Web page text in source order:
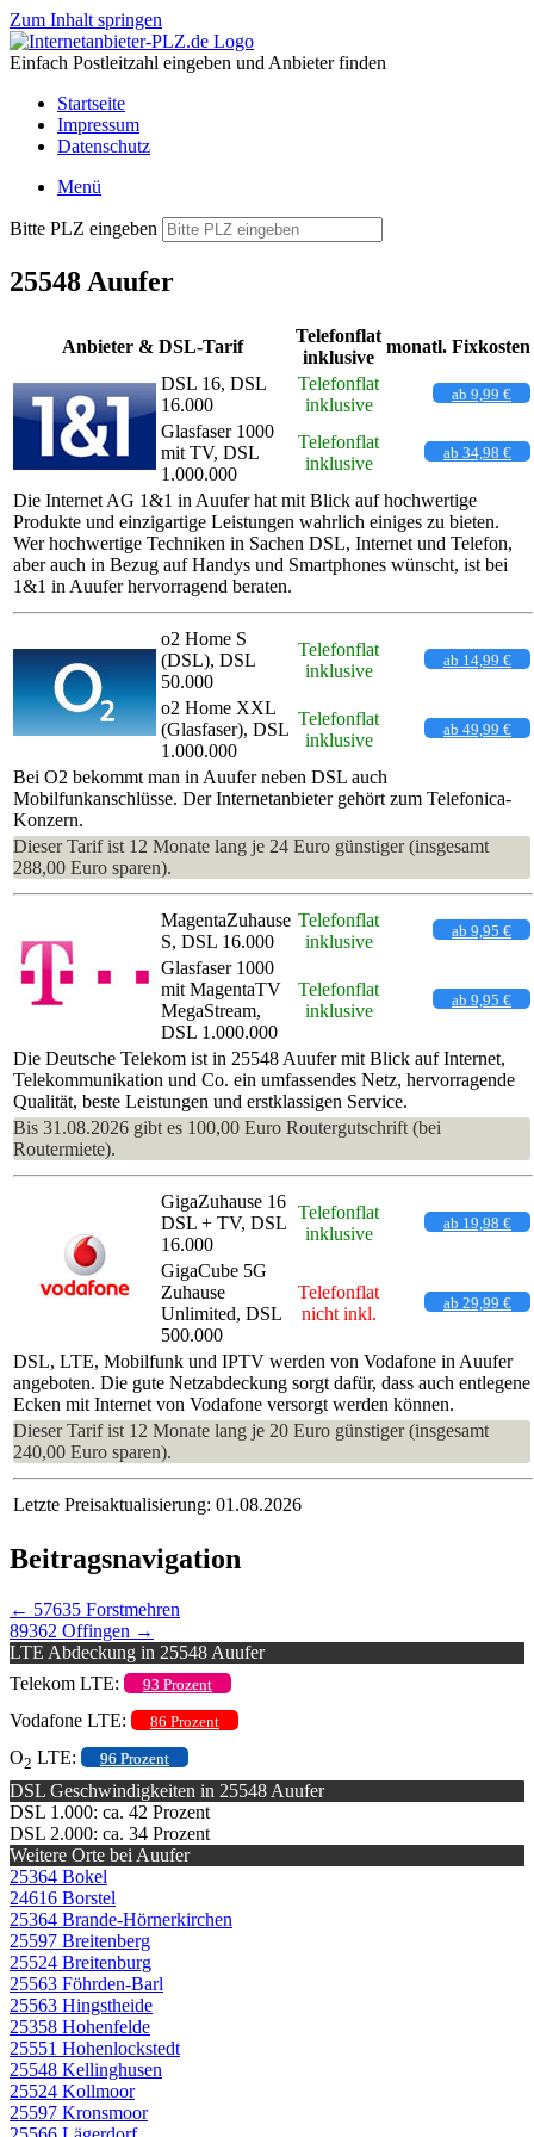
Zum Inhalt springen
Einfach Postleitzahl eingeben und Anbieter finden
Startseite
Impressum
Datenschutz
Menü
Bitte PLZ eingeben
25548 Auufer
Anbieter & DSL-Tarif
Telefonflat
inklusive
monatl. Fixkosten
DSL 16, DSL
16.000
Telefonflat
inklusive
ab 9,99 €
Glasfaser 1000
mit TV, DSL
1.000.000
Telefonflat
inklusive
ab 34,98 €
Die Internet AG 1&1 in Auufer hat mit Blick auf hochwertige
Produkte und einzigartige Leistungen wahrlich einiges zu bieten.
Wer hochwertige Techniken in Sachen DSL, Internet und Telefon,
aber auch in Bezug auf Handys und Smartphones wünscht, ist bei
1&1 in Auufer hervorragend beraten.
o2 Home S
(DSL), DSL
50.000
Telefonflat
inklusive
ab 14,99 €
o2 Home XXL
(Glasfaser), DSL
1.000.000
Telefonflat
inklusive
ab 49,99 €
Bei O2 bekommt man in Auufer neben DSL auch
Mobilfunkanschlüsse. Der Internetanbieter gehört zum Telefonica-
Konzern.
Dieser Tarif ist 12 Monate lang je 24 Euro günstiger (insgesamt
288,00 Euro sparen).
MagentaZuhause
S, DSL 16.000
Telefonflat
inklusive
ab 9,95 €
Glasfaser 1000
mit MagentaTV
MegaStream,
DSL 1.000.000
Telefonflat
inklusive
ab 9,95 €
Die Deutsche Telekom ist in 25548 Auufer mit Blick auf Internet,
Telekommunikation und Co. ein umfassendes Netz, hervorragende
Qualität, beste Leistungen und erstklassigen Service.
Bis 31.08.2026 gibt es 100,00 Euro Routergutschrift (bei
Routermiete).
GigaZuhause 16
DSL + TV, DSL
16.000
Telefonflat
inklusive
ab 19,98 €
GigaCube 5G
Zuhause
Unlimited, DSL
500.000
Telefonflat
nicht inkl.
ab 29,99 €
DSL, LTE, Mobilfunk und IPTV werden von Vodafone in Auufer
angeboten. Die gute Netzabdeckung sorgt dafür, dass auch entlegene
Ecken mit Internet von Vodafone versorgt werden können.
Dieser Tarif ist 12 Monate lang je 20 Euro günstiger (insgesamt
240,00 Euro sparen).
Letzte Preisaktualisierung: 01.08.2026
Beitragsnavigation
← 57635 Forstmehren
89362 Offingen →
LTE Abdeckung in 25548 Auufer
Telekom LTE:
93 Prozent
Vodafone LTE: 86 Prozent
O2 LTE: 96 Prozent
DSL Geschwindigkeiten in 25548 Auufer
DSL 1.000: ca. 42 Prozent
DSL 2.000: ca. 34 Prozent
Weitere Orte bei Auufer
25364 Bokel
24616 Borstel
25364 Brande-Hörnerkirchen
25597 Breitenberg
25524 Breitenburg
25563 Föhrden-Barl
25563 Hingstheide
25358 Hohenfelde
25551 Hohenlockstedt
25548 Kellinghusen
25524 Kollmoor
25597 Kronsmoor